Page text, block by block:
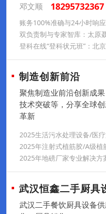
邓文顺
18295732367
双负责制与专家智库：太原
登科在线“登科状元班”：北
制造创新前沿
聚焦制造业前沿创新成
技术突破等，分享全球
革新
武汉恒鑫二手厨具
武汉二手餐饮厨具设备